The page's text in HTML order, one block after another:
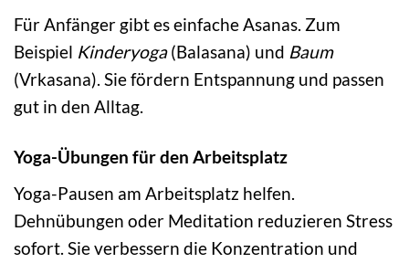
Für Anfänger gibt es einfache Asanas. Zum
Beispiel Kinderyoga(Balasana) und Baum
(Vrkasana). Sie fördern Entspannung und passen
gut in den Alltag.
Yoga-Übungen für den Arbeitsplatz
Yoga-Pausen am Arbeitsplatz helfen.
Dehnübungen oder Meditation reduzieren Stress
sofort. Sie verbessern die Konzentration und